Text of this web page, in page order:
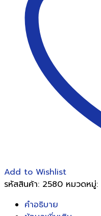
แดง(12
แท่ง/1กล่อง)
Add to Wishlist
รหัสสินค้า: 2580 หมวดหมู่:
คำอธิบาย